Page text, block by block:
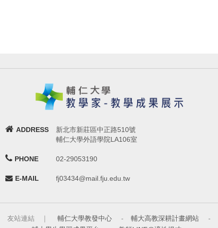
ADDRESS
新北市新莊區中正路510號
輔仁大學外語學院LA106室
PHONE 02-29053190
E-MAIL fj03434@mail.fju.edu.tw
友站連結 ｜ 輔仁大學教發中心 - 輔大高教深耕計畫網站
-